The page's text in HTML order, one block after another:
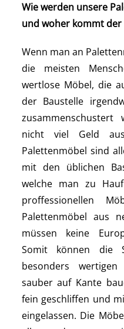
Wie werden unsere
und woher kommt der
Wenn man an
die meisten
wertlose Möbel, die
der Baustelle
nicht viel Geld
Palettenmöbel sind
mit den üblichen
welche man zu
proffessionellen
Palettenmöbel aus
müssen keine
Somit können die
besonders
sauber auf Kante
fein geschliffen und
eingelassen. Die